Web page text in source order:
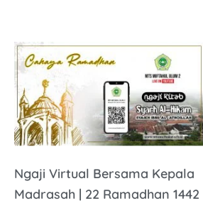
Ngaji Virtual Bersama Kepala
Madrasah | 22 Ramadhan 1442